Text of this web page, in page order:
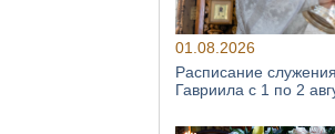
01.08.2026
Расписание
Гавриила с 1 по 2